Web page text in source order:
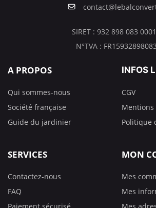
SIRET : 932 898 083
N°TVA : FR15932898083
A PROPOS
Qui sommes-nous
Société française
Guide du jardinier
INFOS
CGV
Mentions
Politique
SERVICES
Contactez-nous
FAQ
Paiement sécurisé
MON
Mes
Mes
Mes